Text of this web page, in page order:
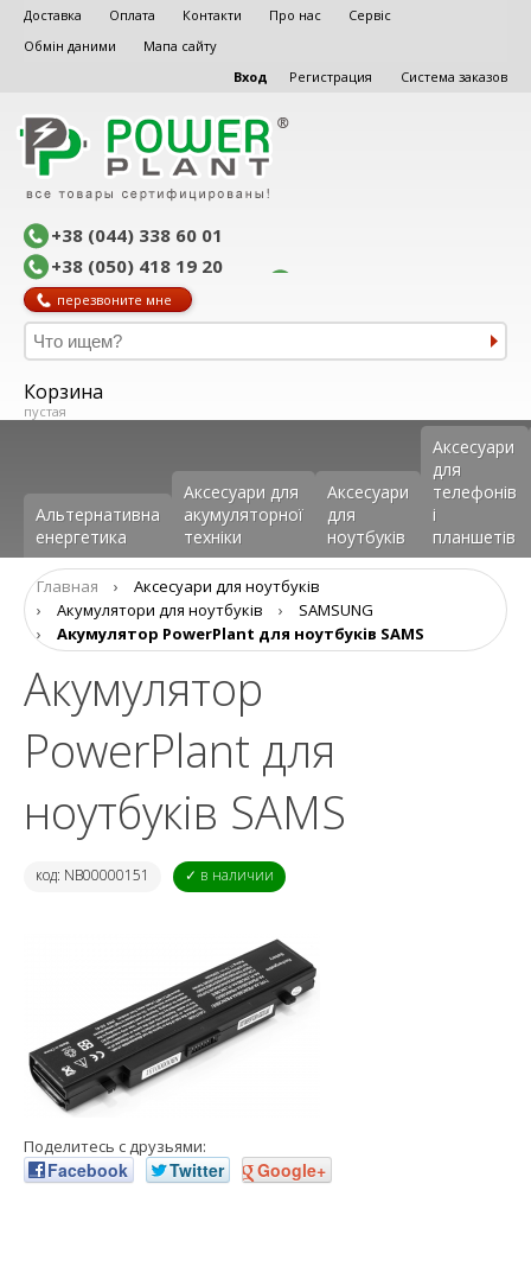
Доставка Оплата Контакти Про нас
Сервіс
Обмін даними
Мапа сайту
Вход
Регистрация Система заказов
+38 (044) 338 60 01
+38 (050) 418 19 20
перезвоните мне
Корзина
пустая
Альтернативна
енергетика
Аксесуари для
акумуляторної
техніки
Аксесуари
для
ноутбуків
Аксеcуари
для
телефонів
і
планшетів
Главная ›
Аксесуари для ноутбуків
›
Aкумулятори для ноутбуків ›
SAMSUNG
›
Акумулятор PowerPlant для ноутбуків SAMS
Акумулятор
PowerPlant для
ноутбуків SAMS
код: NB00000151 ✓ в наличии
Поделитесь с друзьями:
Facebook Twitter Google+